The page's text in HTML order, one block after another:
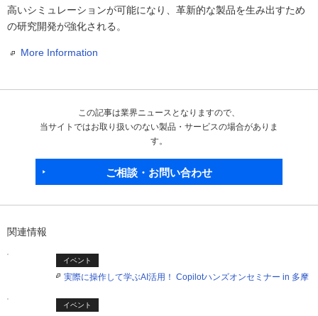
高いシミュレーションが可能になり、革新的な製品を生み出すため
の研究開発が強化される。
More Information
この記事は業界ニュースとなりますので、
当サイトではお取り扱いのない製品・サービスの場合がありま
す。
ご相談・お問い合わせ
関連情報
イベント
実際に操作して学ぶAI活用！ Copilotハンズオンセミナー in 多摩
イベント